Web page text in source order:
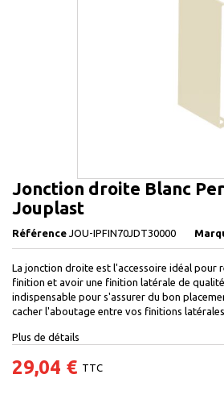
Jonction droite Blanc
Jouplast
Référence JOU-IPFIN70JDT30000
La jonction droite est l'accessoire idéal pour
finition et avoir une finition latérale de
indispensable pour s'assurer du bon
cacher l'aboutage entre vos finitions latérales.
Plus de détails
29,04 € TTC